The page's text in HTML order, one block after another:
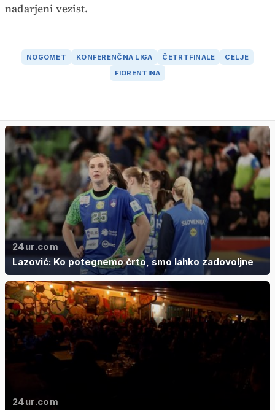
nadarjeni vezist.
NOGOMET KONFERENČNA LIGA ČETRTFINALE
CELJE
FIORENTINA
24ur.com
Lazović: Ko potegnemo črto, smo lahko zadovoljne
24ur.com